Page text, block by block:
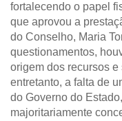
fortalecendo o papel
que aprovou a
do Conselho, Maria
questionamentos,
origem dos recursos
entretanto, a falta de
do Governo do
majoritariamente